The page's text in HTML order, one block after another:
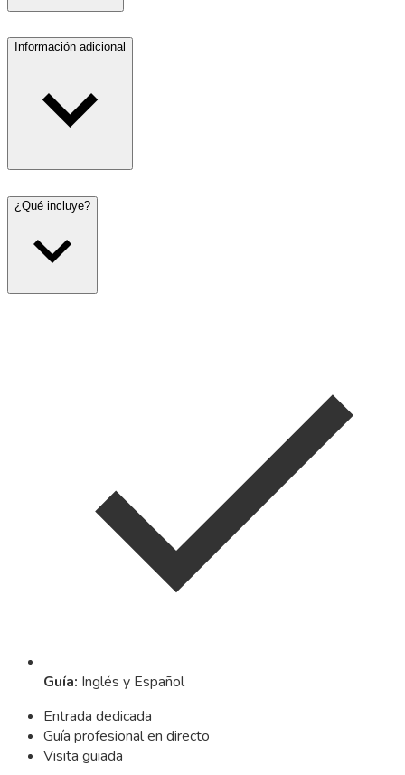
Información adicional
¿Qué incluye?
Guía: Inglés y Español
Entrada dedicada
Guía profesional en directo
Visita guiada